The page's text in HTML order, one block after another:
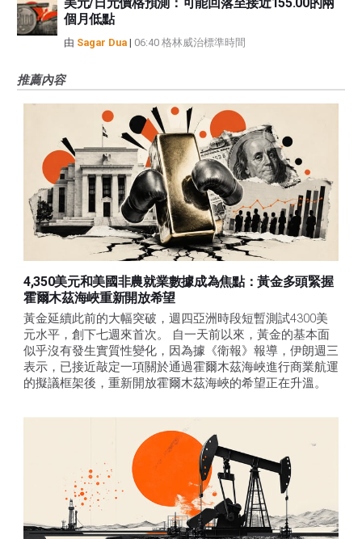
個月低點
由 Sagar Dua | 06:40 格林威治標準時間
推薦內容
4,350美元和美國非農就業數據成為焦點：黃金多頭緊握
霍爾木茲海峽重新開放希望
黃金延續此前的大幅突破，週四亞洲時段短暫測試4300美
元水平，創下七週來首次。 自一天前以來，黃金的基本面
似乎沒有發生實質性變化，因為據《衛報》報導，伊朗週三
表示，已接近敲定一項關於通過霍爾木茲海峽進行商業航運
的擬議框架後，重新開放霍爾木茲海峽的希望正在升溫。